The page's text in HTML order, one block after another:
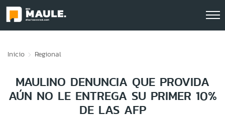
Inicio Regional
MAULINO DENUNCIA QUE PROVIDA
AÚN NO LE ENTREGA SU PRIMER 10%
DE LAS AFP